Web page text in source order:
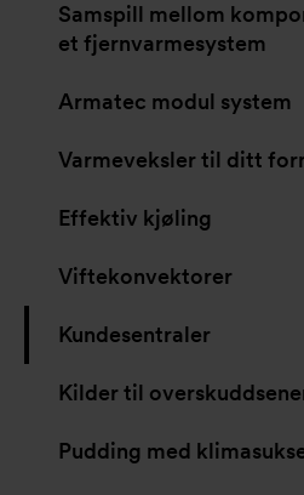
Samspill mellom
et fjernvarmesystem
Armatec modul system
Varmeveksler til ditt
Effektiv kjøling
Viftekonvektorer
Kundesentraler
Kilder til
Pudding med